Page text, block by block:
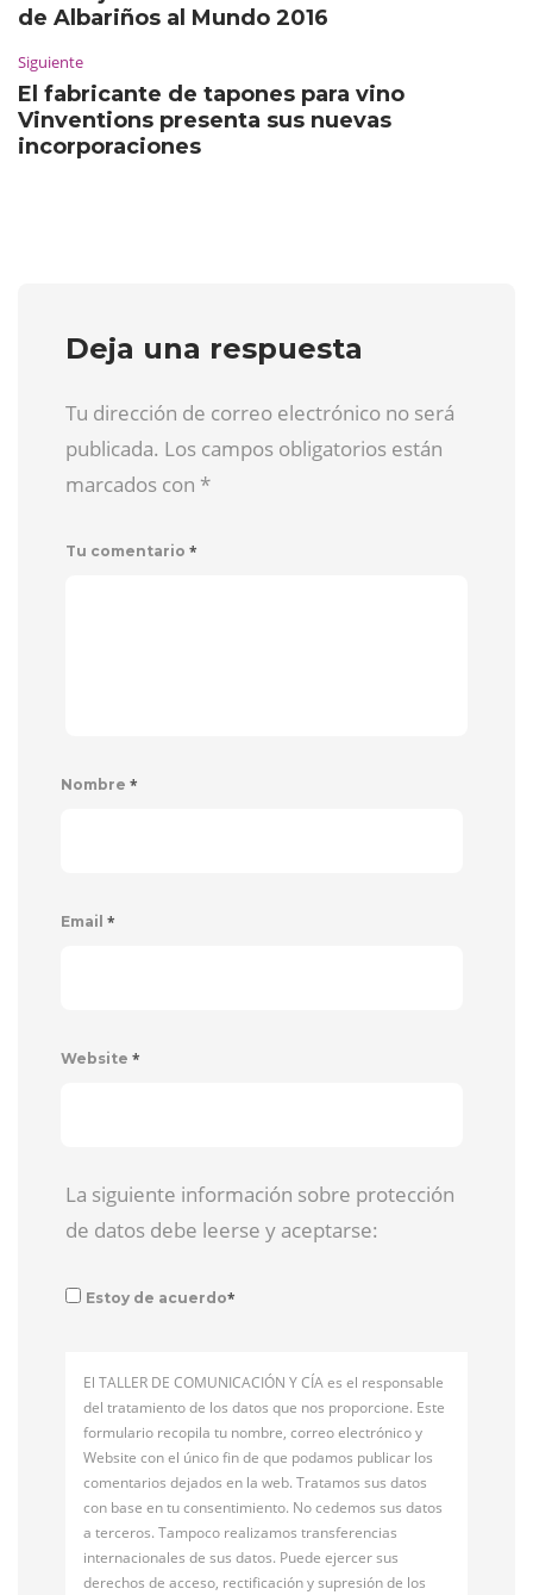
de Albariños al Mundo 2016
Siguiente
El fabricante de tapones para vino
Vinventions presenta sus nuevas
incorporaciones
Deja una respuesta
Tu dirección de correo electrónico no será
publicada. Los campos obligatorios están
marcados con *
Tu comentario *
Nombre *
Email *
Website *
La siguiente información sobre protección
de datos debe leerse y aceptarse:
Estoy de acuerdo*
El TALLER DE COMUNICACIÓN Y CÍA es el responsable
del tratamiento de los datos que nos proporcione. Este
formulario recopila tu nombre, correo electrónico y
Website con el único fin de que podamos publicar los
comentarios dejados en la web. Tratamos sus datos
con base en tu consentimiento. No cedemos sus datos
a terceros. Tampoco realizamos transferencias
internacionales de sus datos. Puede ejercer sus
derechos de acceso, rectificación y supresión de los